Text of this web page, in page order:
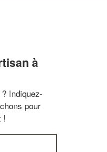
à
Indiquez-
pour
!